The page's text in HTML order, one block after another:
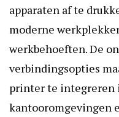
apparaten af te
moderne
werkbehoeften. De
verbindingsopties
printer te integreren
kantooromgevingen